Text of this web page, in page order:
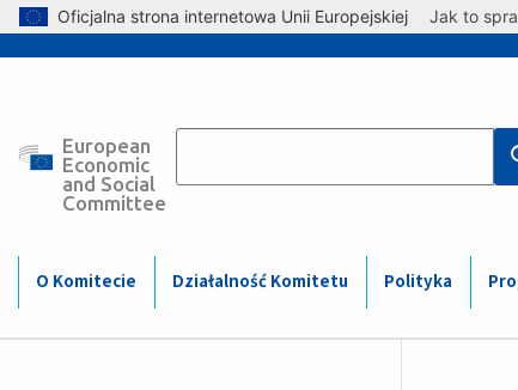
Skip to main content
Oficjalna strona internetowa Unii Europejskiej Jak to
European
Economic
and Social
Committee Main
(Mobile)
O Komitecie Działalność Komitetu Polityka